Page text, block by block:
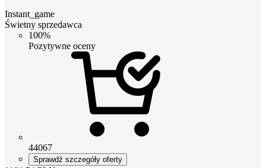
Instant_game
Świetny sprzedawca
100%
Pozytywne oceny
44067
Sprawdź szczegóły oferty